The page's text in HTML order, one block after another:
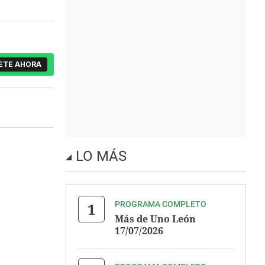
AHORA
LO MÁS
PROGRAMA COMPLETO
Más de Uno León
17/07/2026